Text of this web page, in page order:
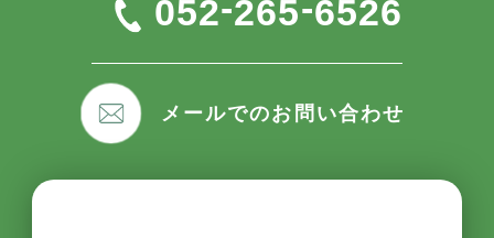
052 265 6526
メールでのお問い合わせ